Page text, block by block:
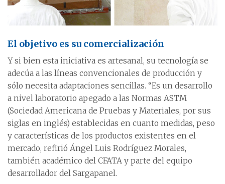
El objetivo es su comercialización
Y si bien esta iniciativa es artesanal, su tecnología se
adecúa a las líneas convencionales de producción y
sólo necesita adaptaciones sencillas. “Es un desarrollo
a nivel laboratorio apegado a las Normas ASTM
(Sociedad Americana de Pruebas y Materiales, por sus
siglas en inglés) establecidas en cuanto medidas, peso
y características de los productos existentes en el
mercado, refirió Ángel Luis Rodríguez Morales,
también académico del CFATA y parte del equipo
desarrollador del Sargapanel.